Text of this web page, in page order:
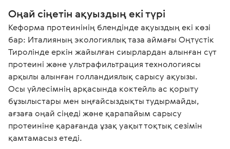
Оңай сіңетін ақуыздың екі түрі
Кеформа протеинінің блендінде ақуыздың екі көзі
бар: Италияның экологиялық таза аймағы Оңтүстік
Тиролінде еркін жайылған сиырлардан алынған сүт
протеині және ультрафильтрация технологиясы
арқылы алынған голландиялық сарысу ақуызы.
Осы үйлесімнің арқасында коктейль ас қорыту
бұзылыстары мен ыңғайсыздықты тудырмайды,
ағзаға оңай сіңеді және қарапайым сарысу
протеиніне қарағанда ұзақ уақыт тоқтық сезімін
қамтамасыз етеді.